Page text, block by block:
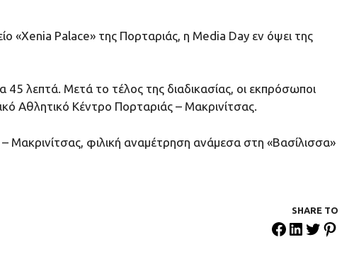
«Xenia Palace» της Πορταριάς, η Media Day εν όψει της
λεπτά. Μετά το τέλος της διαδικασίας, οι εκπρόσωποι
Αθλητικό Κέντρο Πορταριάς – Μακρινίτσας.
φιλική αναμέτρηση ανάμεσα στη «Βασίλισσα»
SHARE ΤΟ